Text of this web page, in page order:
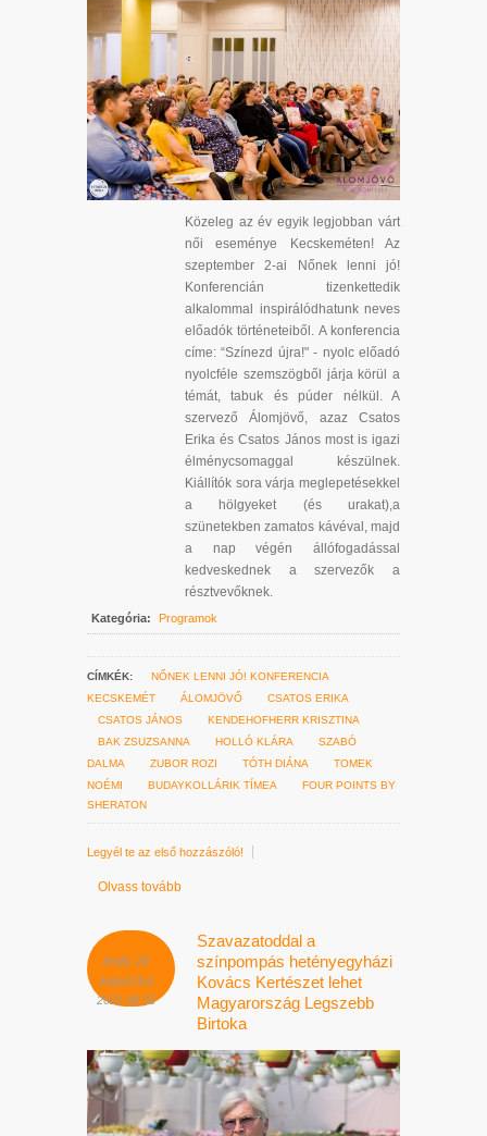
Közeleg az év egyik legjobban várt
női eseménye Kecskeméten! Az
szeptember 2-ai Nőnek lenni jó!
Konferencián tizenkettedik
alkalommal inspirálódhatunk neves
előadók történeteiből. A konferencia
címe: “Színezd újra!" - nyolc előadó
nyolcféle szemszögből járja körül a
témát, tabuk és púder nélkül. A
szervező Álomjövő, azaz Csatos
Erika és Csatos János most is igazi
élménycsomaggal készülnek.
Kiállítók sora várja meglepetésekkel
a hölgyeket (és urakat),a
szünetekben zamatos kávéval, majd
a nap végén állófogadással
kedveskednek a szervezők a
résztvevőknek.
Kategória: Programok
CÍMKÉK:
NŐNEK LENNI JÓ! KONFERENCIA
KECSKEMÉT
ÁLOMJÖVŐ
CSATOS ERIKA
CSATOS JÁNOS
KENDEHOFHERR KRISZTINA
BAK ZSUZSANNA
HOLLÓ KLÁRA
SZABÓ
DALMA
ZUBOR ROZI TÓTH DIÁNA
TOMEK
NOÉMI
BUDAYKOLLÁRIK TÍMEA
FOUR POINTS BY
SHERATON
Legyél te az első hozzászóló!
Olvass tovább
kedd, 24
augusztus
2021 08:25
Szavazatoddal a
színpompás hetényegyházi
Kovács Kertészet lehet
Magyarország Legszebb
Birtoka